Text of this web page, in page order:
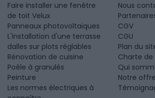
Faire installer une fenêtre
de toit Velux
Panneaux photovoltaïques
L'installation d'une terrasse
dalles sur plots réglables
Rénovation de cuisine
Poêle à granulés
Peinture
Les normes électriques à
Nous
CGV
CGU
Plan du
Charte
Qui
Notre